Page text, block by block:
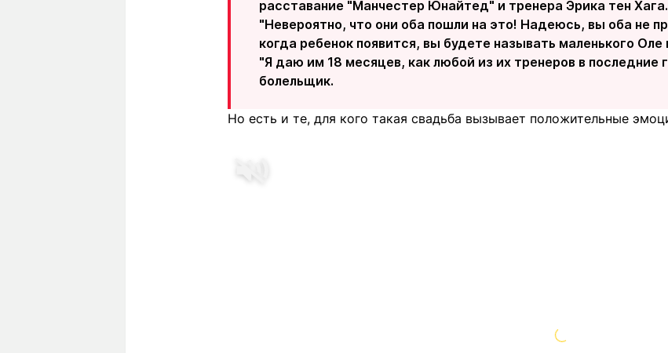
расставание "Манчестер Юнайтед" и тренера Эрика тен Хага.
"Невероятно, что они оба пошли на это! Надеюсь, вы оба не
когда ребенок появится, вы будете называть маленького
"Я даю им 18 месяцев, как любой из их тренеров в
болельщик.
Но есть и те, для кого такая свадьба вызывает положительные